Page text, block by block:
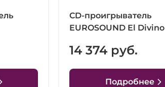
CD-проигрыватель
EUROSOUND El Divino
14 374 руб.
Подробнее